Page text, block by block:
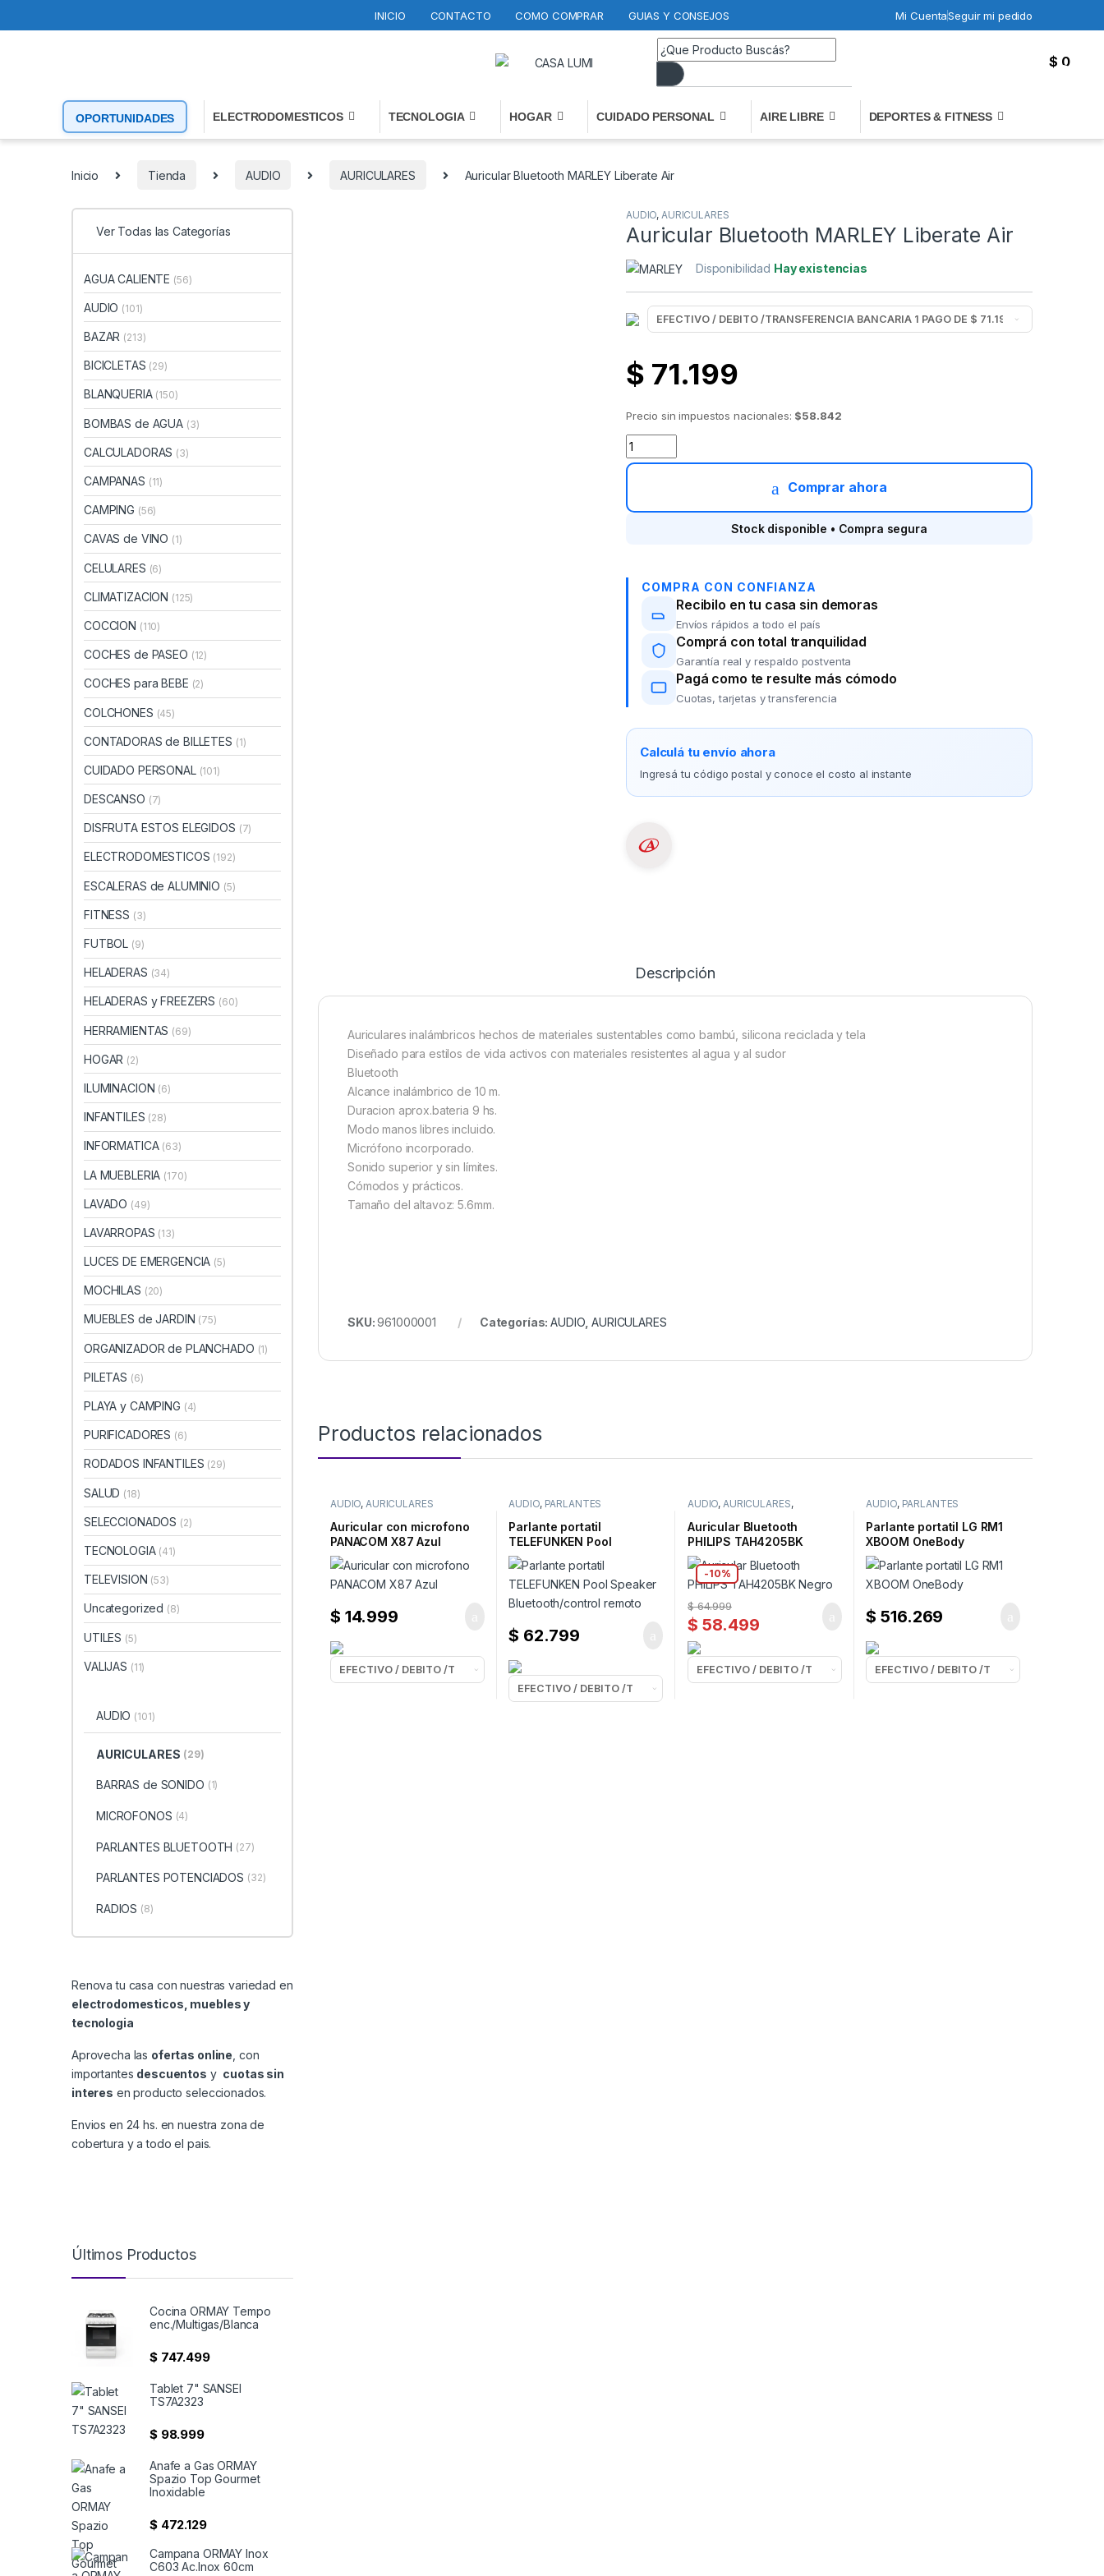
INICIO CONTACTO COMO COMPRAR GUIAS Y CONSEJOS Mi CuentaSeguir mi pedido
$ 0
OPORTUNIDADES ELECTRODOMESTICOS TECNOLOGIA HOGAR CUIDADO PERSONAL AIRE LIBRE DEPORTES & FITNESS
Inicio Tienda AUDIO AURICULARES Auricular Bluetooth MARLEY Liberate Air
AUDIO,AURICULARES
Auricular Bluetooth MARLEY Liberate Air
Disponibilidad Hay existencias
$ 71.199
Precio sin impuestos nacionales: $58.842
Auricular Bluetooth MARLEY Liberate Air quantity
Comprar ahora
Stock disponible • Compra segura
COMPRA CON CONFIANZA
Recibilo en tu casa sin demoras
Envíos rápidos a todo el país
Comprá con total tranquilidad
Garantía real y respaldo postventa
Pagá como te resulte más cómodo
Cuotas, tarjetas y transferencia
Calculá tu envío ahora
Ingresá tu código postal y conoce el costo al instante
Descripción
Auriculares inalámbricos hechos de materiales sustentables como bambú, silicona reciclada y tela
Diseñado para estilos de vida activos con materiales resistentes al agua y al sudor
Bluetooth
Alcance inalámbrico de 10 m.
Duracion aprox.bateria 9 hs.
Modo manos libres incluido.
Micrófono incorporado.
Sonido superior y sin límites.
Cómodos y prácticos.
Tamaño del altavoz: 5.6mm.
SKU:961000001 Categorías:AUDIO,AURICULARES
Productos relacionados
AUDIO,AURICULARES
Auricular con microfono
PANACOM X87 Azul
$ 14.999
AUDIO, PARLANTES
Parlante portatil
TELEFUNKEN Pool
Speaker Bluetooth/control
remoto
$ 62.799
AUDIO,AURICULARES,
Auricular Bluetooth
PHILIPS TAH4205BK
Negro
-10%
$ 58.499
$64.999
AUDIO, PARLANTES
Parlante portatil LG RM1
XBOOM OneBody
$ 516.269
Ver Todas las Categorías
AGUA CALIENTE (56)
AUDIO (101)
BAZAR (213)
BICICLETAS (29)
BLANQUERIA (150)
BOMBAS de AGUA (3)
CALCULADORAS (3)
CAMPANAS (11)
CAMPING (56)
CAVAS de VINO (1)
CELULARES (6)
CLIMATIZACION (125)
COCCION (110)
COCHES de PASEO (12)
COCHES para BEBE (2)
COLCHONES (45)
CONTADORAS de BILLETES (1)
CUIDADO PERSONAL (101)
DESCANSO (7)
DISFRUTA ESTOS ELEGIDOS (7)
ELECTRODOMESTICOS (192)
ESCALERAS de ALUMINIO (5)
FITNESS (3)
FUTBOL (9)
HELADERAS (34)
HELADERAS y FREEZERS (60)
HERRAMIENTAS (69)
HOGAR (2)
ILUMINACION (6)
INFANTILES (28)
INFORMATICA (63)
LA MUEBLERIA (170)
LAVADO (49)
LAVARROPAS (13)
LUCES DE EMERGENCIA (5)
MOCHILAS (20)
MUEBLES de JARDIN (75)
ORGANIZADOR de PLANCHADO (1)
PILETAS (6)
PLAYA y CAMPING (4)
PURIFICADORES (6)
RODADOS INFANTILES (29)
SALUD (18)
SELECCIONADOS (2)
TECNOLOGIA (41)
TELEVISION (53)
Uncategorized (8)
UTILES (5)
VALIJAS (11)
AUDIO (101)
AURICULARES (29)
BARRAS de SONIDO (1)
MICROFONOS (4)
PARLANTES BLUETOOTH (27)
PARLANTES POTENCIADOS (32)
RADIOS (8)
Renova tu casa con nuestras variedad en
electrodomesticos, muebles y
tecnologia
Aprovecha las ofertas online , con
importantes descuentos y cuotas sin
interes en producto seleccionados.
Envios en 24 hs. en nuestra zona de
cobertura y a todo el pais.
Últimos Productos
Cocina ORMAY Tempo
enc./Multigas/Blanca
$747.499
Tablet 7" SANSEI
TS7A2323
$98.999
Anafe a Gas ORMAY
Spazio Top Gourmet
Inoxidable
$472.129
Campana ORMAY Inox
C603 Ac.Inox 60cm